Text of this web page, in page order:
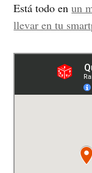
Está todo enun
llevar en tu